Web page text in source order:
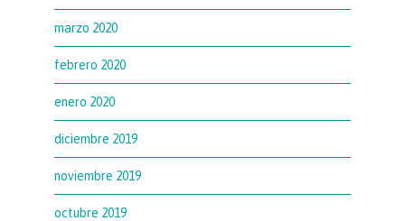
marzo 2020
febrero 2020
enero 2020
diciembre 2019
noviembre 2019
octubre 2019